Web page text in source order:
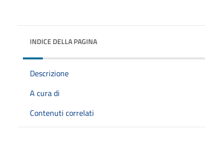
INDICE DELLA PAGINA
Descrizione
A cura di
Contenuti correlati